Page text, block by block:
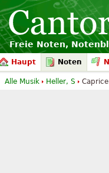
Freie Noten,
Haupt Noten
Alle Musik Heller, S